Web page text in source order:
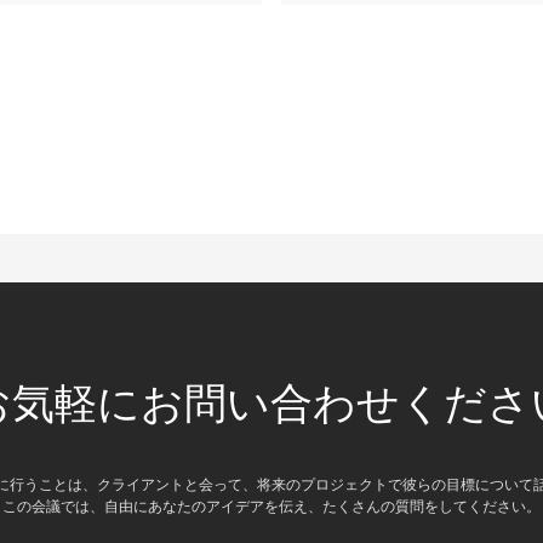
気軽にお問い合わせくださ
行うことは、クライアントと会って、将来のプロジェクトで彼らの目標について
この会議では、自由にあなたのアイデアを伝え、たくさんの質問をしてください。